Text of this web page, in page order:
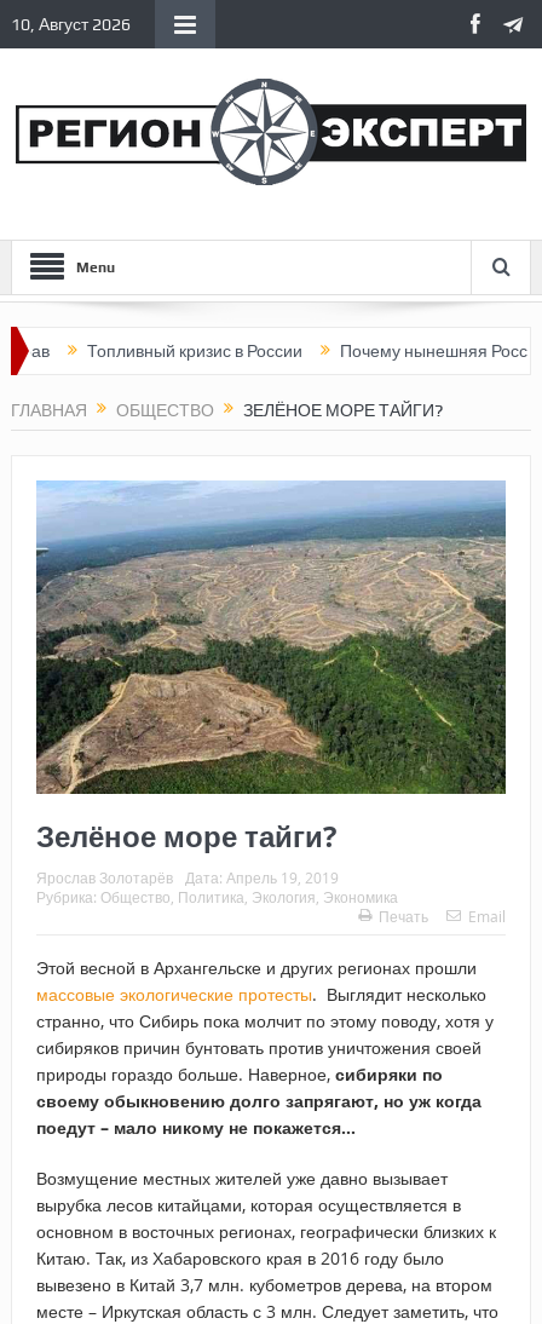
10, Август 2026
Menu
Топливный кризис в России Почему нынешняя Россия стала
ГЛАВНАЯ ОБЩЕСТВО ЗЕЛЁНОЕ МОРЕ ТАЙГИ?
Зелёное море тайги?
Ярослав Золотарёв Дата: Апрель 19, 2019
Рубрика: Общество Политика Экология Экономика
Печать
Email
Этой весной в Архангельске и других регионах прошли
массовые экологические протесты. Выглядит несколько
странно, что Сибирь пока молчит по этому поводу, хотя у
сибиряков причин бунтовать против уничтожения своей
природы гораздо больше. Наверное, сибиряки по
своему обыкновению долго запрягают, но уж когда
поедут – мало никому не покажется…
Возмущение местных жителей уже давно вызывает
вырубка лесов китайцами, которая осуществляется в
основном в восточных регионах, географически близких к
Китаю. Так, из Хабаровского края в 2016 году было
вывезено в Китай 3,7 млн. кубометров дерева, на втором
месте – Иркутская область с 3 млн. Следует заметить, что